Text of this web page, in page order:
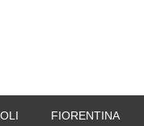
FIORENTINA